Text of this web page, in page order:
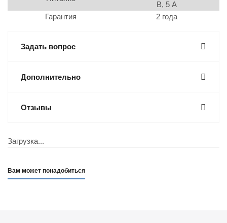
В, 5 А
Гарантия
2 года
Задать вопрос
Дополнительно
Отзывы
Загрузка...
Вам может понадобиться